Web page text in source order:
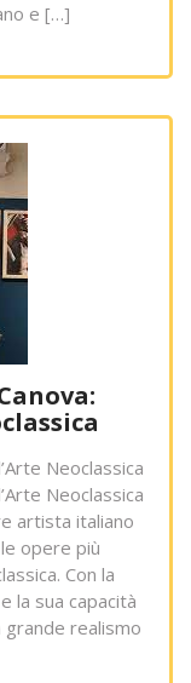
e […]
Neoclassica
Neoclassica
artista italiano
opere più
Con la
la sua capacità
grande realismo